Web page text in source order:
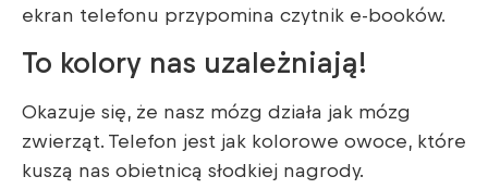
ekran telefonu przypomina czytnik e-booków.
To kolory nas uzależniają!
Okazuje się, że nasz mózg działa jak mózg
zwierząt. Telefon jest jak kolorowe owoce, które
kuszą nas obietnicą słodkiej nagrody.